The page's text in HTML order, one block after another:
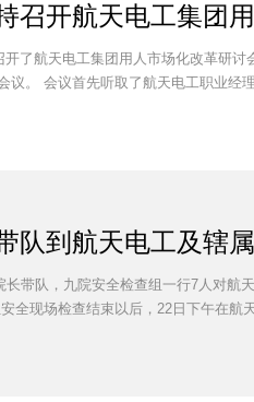
召开航天电工集团
了航天电工集团用人市场化改革研
议。 会议首先听取了航天电工职业
队到航天电工及辖
带队，九院安全检查组一行7人对
全现场检查结束以后，22日下午在